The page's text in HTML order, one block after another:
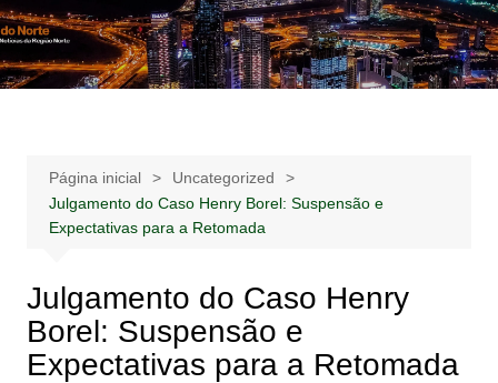
Ir
para
o
Notícias –
Publicidades –
Notícias – Publicidades – Anúncios
Página inicial
Uncategorized
Julgamento do Caso Henry Borel: Suspensão e
Expectativas para a Retomada
Julgamento do Caso Henry
Borel: Suspensão e
Expectativas para a Retomada